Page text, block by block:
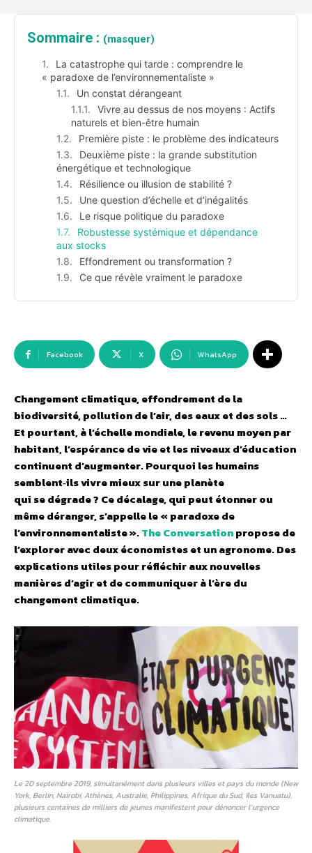
Sommaire : (masquer)
La catastrophe qui tarde : comprendre le
« paradoxe de l’environnementaliste »
Un constat dérangeant
Vivre au dessus de nos moyens : Actifs
naturels et bien-être humain
Première piste : le problème des indicateurs
Deuxième piste : la grande substitution
énergétique et technologique
Résilience ou illusion de stabilité ?
Une question d’échelle et d’inégalités
Le risque politique du paradoxe
Robustesse systémique et dépendance
aux stocks
Effondrement ou transformation ?
Ce que révèle vraiment le paradoxe
Facebook X WhatsApp
Changement climatique, effondrement de la
biodiversité, pollution de l’air, des eaux et des sols …
Et pourtant, à l’échelle mondiale, le revenu moyen par
habitant, l’espérance de vie et les niveaux d’éducation
continuent d’augmenter.Pourquoi les humains
semblent‑ils vivre mieux sur une planète
qui se dégrade ? Ce décalage, qui peut étonner ou
même déranger, s’appelle le « paradoxe de
l’environnementaliste ».The Conversationpropose de
l’explorer avec deux économistes et un agronome.Des
explications utiles pour réfléchir aux nouvelles
manières d’agir et de communiquer à l’ère du
changement climatique.
Le 20 septembre 2019, simultanément dans plusieurs villes et pays du monde (New
York, Berlin, Nairobi, Athènes, Australie, Philippines, Afrique du Sud, îles Vanuatu),
plusieurs centaines de milliers de jeunes manifestent pour dénoncer l’urgence
climatique.